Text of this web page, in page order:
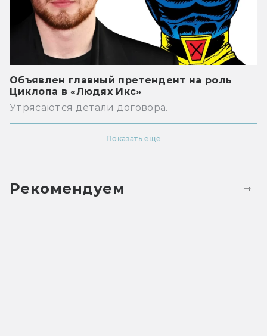
Объявлен главный претендент на роль
Циклопа в «Людях Икс»
Утрясаются детали договора.
Показать ещё
Рекомендуем